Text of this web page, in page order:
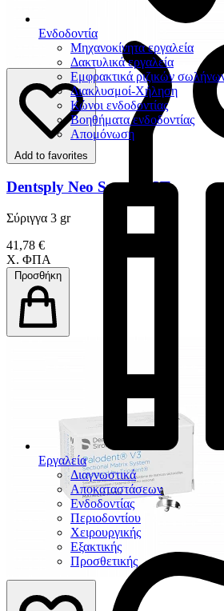
Ενδοδοντία
Μηχανοκίνητα εργαλεία
Δακτυλικά εργαλεία
Εμφρακτικά ριζικών
Διακλυσμοί-Χήληση
Κώνοι ενδοδοντίας
Βοηθήματα ενδοδοντίας
Απομόνωση
Εργαλεία
Διαγνωστικά
Αποκαταστάσεων
Ενδοδοντίας
Περιοδοντίου
Χειρουργικής
Εξακτικής
Προσθετικής
Add to favorites
Dentsply Neo Spectra ST
Σύριγγα 3 gr
41,78 €
Χ. ΦΠΑ
Προσθήκη